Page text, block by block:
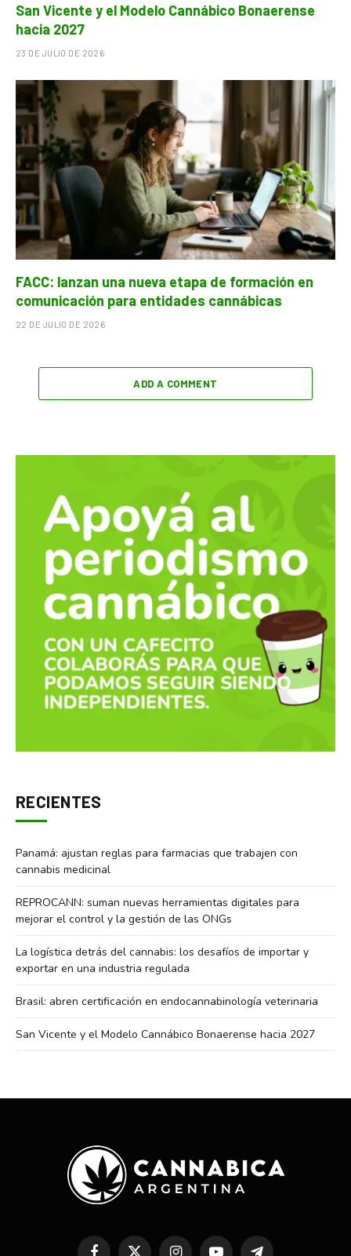
San Vicente y el Modelo Cannábico Bonaerense
hacia 2027
23 DE JULIO DE 2026
FACC: lanzan una nueva etapa de formación en
comunicación para entidades cannábicas
22 DE JULIO DE 2026
ADD A COMMENT
RECIENTES
Panamá: ajustan reglas para farmacias que trabajen con
cannabis medicinal
REPROCANN: suman nuevas herramientas digitales para
mejorar el control y la gestión de las ONGs
La logística detrás del cannabis: los desafíos de importar y
exportar en una industria regulada
Brasil: abren certificación en endocannabinología veterinaria
San Vicente y el Modelo Cannábico Bonaerense hacia 2027